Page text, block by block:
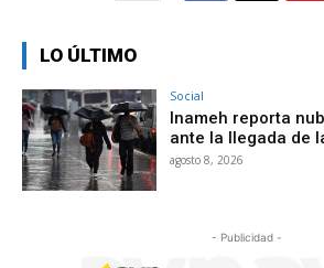
LO ÚLTIMO
Social
Inameh reporta
ante la llegada de
agosto 8, 2026
- Publicidad -